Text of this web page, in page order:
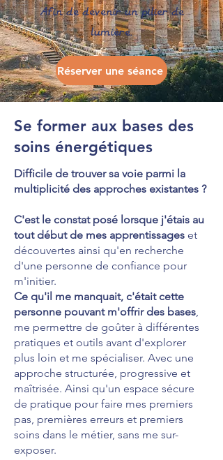
Afin de devenir un pilier de
lumière.
Réserver une séance
Se former aux bases des
soins énergétiques
Difficile de trouver sa voie parmi la
multiplicité des approches existantes ?
C'est le constat posé lorsque j'étais au
tout début de mes apprentissages et
découvertes ainsi qu'en recherche
d'une personne de confiance pour
m'initier.
Ce qu'il me manquait, c'était cette
personne pouvant m'offrir des bases,
me permettre de goûter à différentes
pratiques et outils avant d'explorer
plus loin et me spécialiser. Avec une
approche structurée, progressive et
maîtrisée. Ainsi qu'un espace sécure
de pratique pour faire mes premiers
pas, premières erreurs et premiers
soins dans le métier, sans me sur-
exposer.